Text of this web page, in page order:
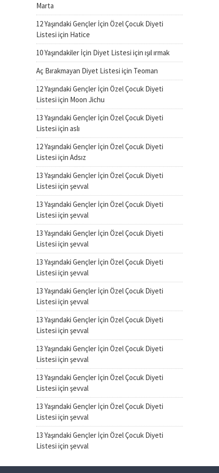
Marta
12 Yaşındaki Gençler İçin Özel Çocuk Diyeti
Listesi için Hatice
10 Yaşındakiler İçin Diyet Listesi için ışıl ırmak
Aç Bırakmayan Diyet Listesi için Teoman
12 Yaşındaki Gençler İçin Özel Çocuk Diyeti
Listesi için Moon Jichu
13 Yaşındaki Gençler İçin Özel Çocuk Diyeti
Listesi için aslı
12 Yaşındaki Gençler İçin Özel Çocuk Diyeti
Listesi için Adsız
13 Yaşındaki Gençler İçin Özel Çocuk Diyeti
Listesi için şevval
13 Yaşındaki Gençler İçin Özel Çocuk Diyeti
Listesi için şevval
13 Yaşındaki Gençler İçin Özel Çocuk Diyeti
Listesi için şevval
13 Yaşındaki Gençler İçin Özel Çocuk Diyeti
Listesi için şevval
13 Yaşındaki Gençler İçin Özel Çocuk Diyeti
Listesi için şevval
13 Yaşındaki Gençler İçin Özel Çocuk Diyeti
Listesi için şevval
13 Yaşındaki Gençler İçin Özel Çocuk Diyeti
Listesi için şevval
13 Yaşındaki Gençler İçin Özel Çocuk Diyeti
Listesi için şevval
13 Yaşındaki Gençler İçin Özel Çocuk Diyeti
Listesi için şevval
13 Yaşındaki Gençler İçin Özel Çocuk Diyeti
Listesi için şevval